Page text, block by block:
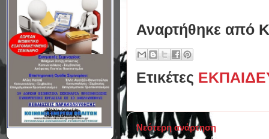
Αναρτήθηκε από
Ετικέτες
Νεότερη ανάρτηση